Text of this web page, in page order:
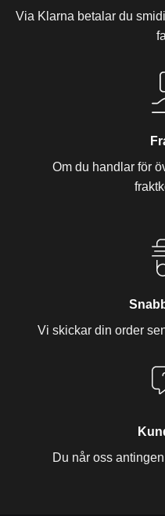
Via Klarna betalar du
Om du handlar för
Vi skickar din order
Du når oss